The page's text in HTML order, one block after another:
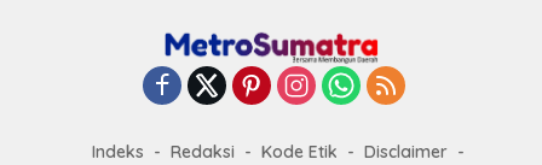
Indeks Redaksi Kode Etik
Disclaimer